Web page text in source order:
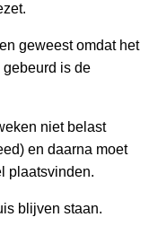
geweest omdat het
is de
niet belast
en daarna moet
plaatsvinden.
blijven staan.